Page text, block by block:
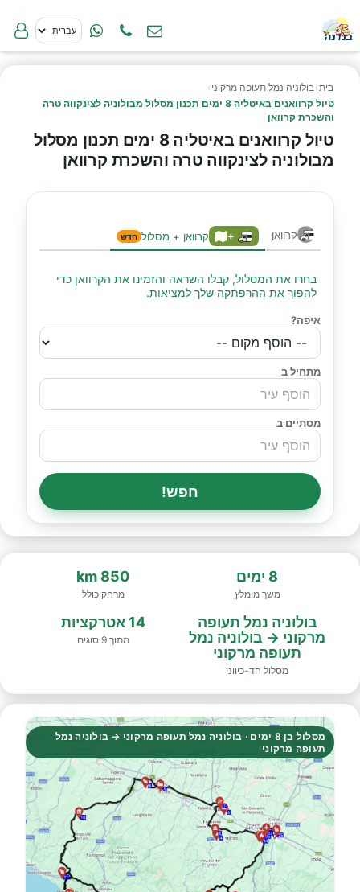
בית›בולוניה נמל תעופה מרקוני ›
טיול קרוואנים באיטליה 8 ימים תכנון מסלול מבולוניה לצינקווה טרה
והשכרת קרוואן
טיול קרוואנים באיטליה 8 ימים תכנון מסלול
מבולוניה לצינקווה טרה והשכרת קרוואן
קרוואן + קרוואן + מסלול חדש
בחרו את המסלול, קבלו השראה והזמינו את הקרוואן כדי
להפוך את ההרפתקה שלך למציאות.
איפה?
מתחיל ב
מסתיים ב
חפש!
8 ימים
משך מומלץ
850 km
מרחק כולל
בולוניה נמל תעופה
מרקוני → בולוניה נמל
תעופה מרקוני
מסלול חד-כיווני
14 אטרקציות
מתוך 9 סוגים
מסלול בן 8 ימים · בולוניה נמל תעופה מרקוני → בולוניה נמל
תעופה מרקוני